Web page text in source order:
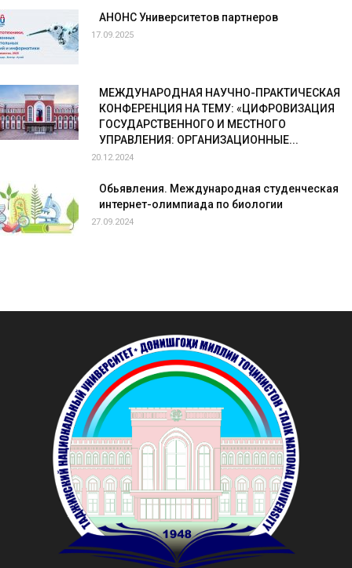
АНОНС Университетов партнеров
17.09.2025
МЕЖДУНАРОДНАЯ НАУЧНО-ПРАКТИЧЕСКАЯ
КОНФЕРЕНЦИЯ НА ТЕМУ: «ЦИФРОВИЗАЦИЯ
ГОСУДАРСТВЕННОГО И МЕСТНОГО
УПРАВЛЕНИЯ: ОРГАНИЗАЦИОННЫЕ...
20.12.2024
Обьявления. Международная студенческая
интернет-олимпиада по биологии
27.09.2024